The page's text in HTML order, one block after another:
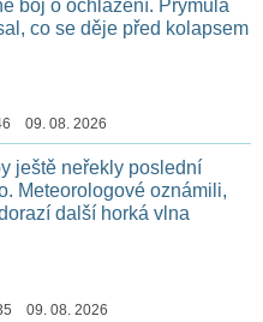
boj o ochlazení. Prymula
co se děje před kolapsem
09. 08. 2026
ještě neřekly poslední
Meteorologové oznámili,
další horká vlna
09. 08. 2026